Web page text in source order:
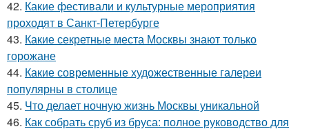
42. Какие фестивали и культурные мероприятия
проходят в Санкт-Петербурге
43. Какие секретные места Москвы знают только
горожане
44. Какие современные художественные галереи
популярны в столице
45. Что делает ночную жизнь Москвы уникальной
46. Как собрать сруб из бруса: полное руководство для